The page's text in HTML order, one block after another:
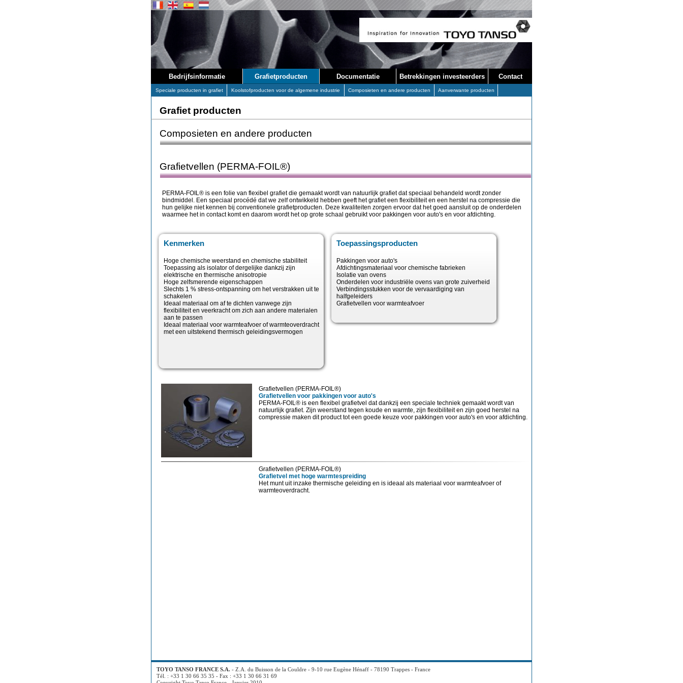
Grafietvellen (PERMA-FOIL®)
Toepassingsproducten
Pakkingen voor auto's
Afdichtingsmateriaal voor chemische fabrieken
Isolatie van ovens
Onderdelen voor industriële ovens van grote zuiverheid
Verbindingsstukken voor de vervaardiging van
halfgeleiders
Grafietvellen voor warmteafvoer
PERMA-FOIL® is een folie van flexibel grafiet die gemaakt wordt van natuurlijk grafiet dat speciaal behandeld wordt zonder
bindmiddel. Een speciaal procédé dat we zelf ontwikkeld hebben geeft het grafiet een flexibiliteit en een herstel na compressie die
hun gelijke niet kennen bij conventionele grafietproducten. Deze kwaliteiten zorgen ervoor dat het goed aansluit op de onderdelen
waarmee het in contact komt en daarom wordt het op grote schaal gebruikt voor pakkingen voor auto's en voor afdichting.
Kenmerken
Hoge chemische weerstand en chemische stabiliteit
Toepassing als isolator of dergelijke dankzij zijn
elektrische en thermische anisotropie
Hoge zelfsmerende eigenschappen
Slechts 1 % stress-ontspanning om het verstrakken uit te
schakelen
Ideaal materiaal om af te dichten vanwege zijn
flexibiliteit en veerkracht om zich aan andere materialen
aan te passen
Ideaal materiaal voor warmteafvoer of warmteoverdracht
met een uitstekend thermisch geleidingsvermogen
Grafietvellen (PERMA-FOIL®)
Grafietvellen voor pakkingen voor auto's
PERMA-FOIL® is een flexibel grafietvel dat dankzij een speciale techniek gemaakt wordt van
natuurlijk grafiet. Zijn weerstand tegen koude en warmte, zijn flexibiliteit en zijn goed herstel na
compressie maken dit product tot een goede keuze voor pakkingen voor auto's en voor afdichting.
Composieten en andere producten
Grafietvellen (PERMA-FOIL®)
Grafietvel met hoge warmtespreiding
Het munt uit inzake thermische geleiding en is ideaal als materiaal voor warmteafvoer of
warmteoverdracht.
Documentatie Contact
Betrekkingen investeerders
Grafietproducten
Bedrijfsinformatie
Speciale producten in grafiet Koolstofproducten voor de algemene industrie Composieten en andere producten Aanverwante producten
Grafiet producten
TOYO TANSO FRANCE S.A. - Z.A. du Buisson de la Couldre - 9-10 rue Eugène Hénaff - 78190 Trappes - France
Tél. : +33 1 30 66 35 35 - Fax : +33 1 30 66 31 69